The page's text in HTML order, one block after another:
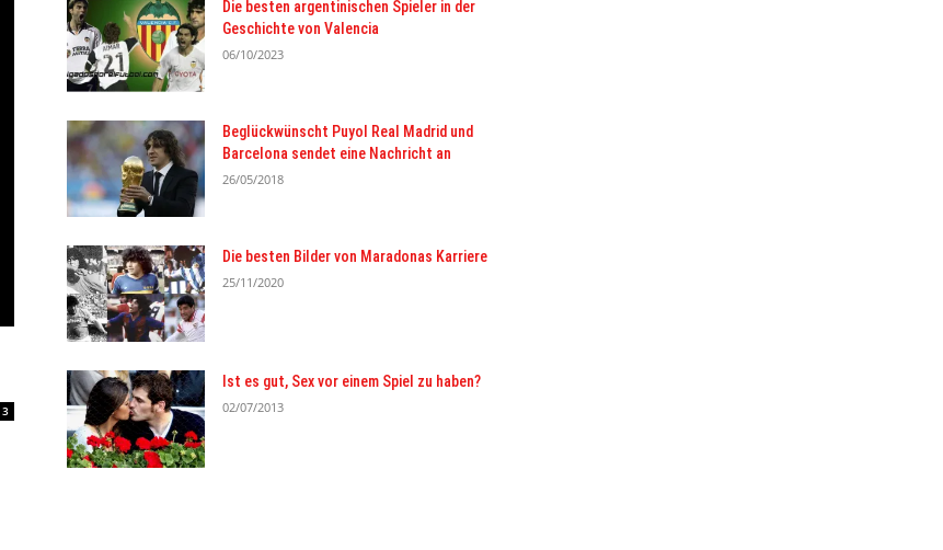
3
Die besten argentinischen Spieler in der
Geschichte von Valencia
06/10/2023
Beglückwünscht Puyol Real Madrid und
Barcelona sendet eine Nachricht an
26/05/2018
Die besten Bilder von Maradonas Karriere
25/11/2020
Ist es gut, Sex vor einem Spiel zu haben?
02/07/2013